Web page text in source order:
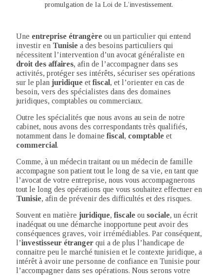
promulgation de la Loi de L’investissement.
Une entreprise étrangère ou un particulier qui entend
investir en Tunisie a des besoins particuliers qui
nécessitent l’intervention d’un avocat généraliste en
droit des affaires, afin de l’accompagner dans ses
activités, protéger ses intérêts, sécuriser ses opérations
sur le plan juridique et fiscal , et l’orienter en cas de
besoin, vers des spécialistes dans des domaines
juridiques, comptables ou commerciaux.
Outre les spécialités que nous avons au sein de notre
cabinet, nous avons des correspondants très qualifiés,
notamment dans le domaine fiscal , comptable et
commercial.
Comme, à un médecin traitant ou un médecin de famille
accompagne son patient tout le long de sa vie, en tant que
l’avocat de votre entreprise, nous vous accompagnerons
tout le long des opérations que vous souhaitez effectuer en
Tunisie, afin de prévenir des difficultés et des risques.
Souvent en matière juridique, fiscale ou sociale, un écrit
inadéquat ou une démarche inopportune peut avoir des
conséquences graves, voir irrémédiables. Par conséquent,
l’investisseur étranger qui a de plus l’handicape de
connaitre peu le marché tunisien et le contexte juridique, a
intérêt à avoir une personne de confiance en Tunisie pour
l’accompagner dans ses opérations. Nous serons votre